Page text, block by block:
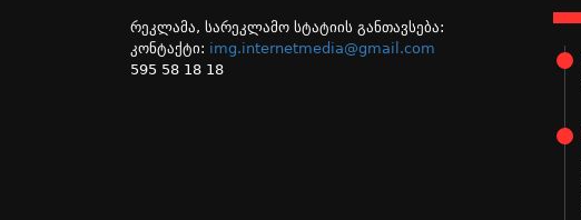
რეკლამა, სარეკლამო სტატიის განთავსება:
კონტაქტი: img.internetmedia@gmail.com
595 58 18 18